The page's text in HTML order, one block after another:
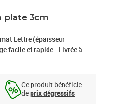
plate 3cm
Lettre (épaisseur
facile et rapide - Livrée à
d’adhésifs.
Ce produit bénéficie
deprix dégressifs